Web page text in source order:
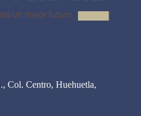
Col. Centro, Huehuetla,